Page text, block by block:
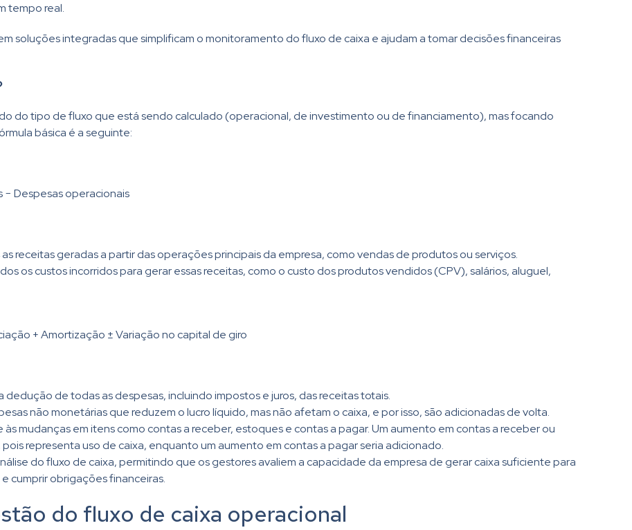
tempo real.
soluções integradas que simplificam o monitoramento do fluxo de caixa e ajudam a tomar decisões financeiras
do tipo de fluxo que está sendo calculado (operacional, de investimento ou de financiamento), mas focando
básica é a seguinte:
− Despesas operacionais
receitas geradas a partir das operações principais da empresa, como vendas de produtos ou serviços.
os custos incorridos para gerar essas receitas, como o custo dos produtos vendidos (CPV), salários, aluguel,
+ Amortização ± Variação no capital de giro
dedução de todas as despesas, incluindo impostos e juros, das receitas totais.
não monetárias que reduzem o lucro líquido, mas não afetam o caixa, e por isso, são adicionadas de volta.
mudanças em itens como contas a receber, estoques e contas a pagar. Um aumento em contas a receber ou
representa uso de caixa, enquanto um aumento em contas a pagar seria adicionado.
do fluxo de caixa, permitindo que os gestores avaliem a capacidade da empresa de gerar caixa suficiente para
cumprir obrigações financeiras.
do fluxo de caixa operacional